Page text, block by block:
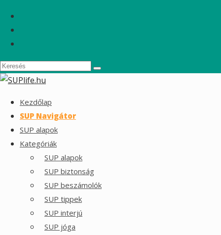
Kezdőlap
SUP Navigátor
SUP alapok
Kategóriák
SUP alapok
SUP biztonság
SUP beszámolók
SUP tippek
SUP interjú
SUP jóga